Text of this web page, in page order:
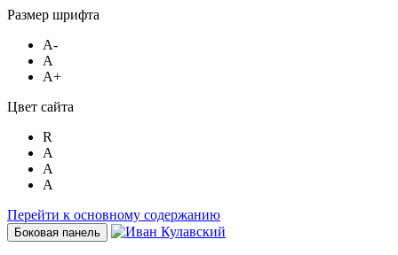
Размер шрифта
A-
A
A+
Цвет сайта
R
A
A
A
Перейти к основному содержанию
Боковая панель